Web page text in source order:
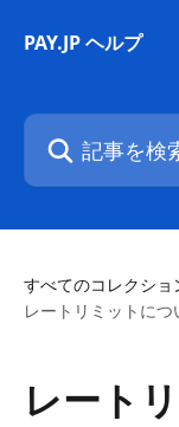
PAY.JP ヘルプ
記事を検索...
すべてのコレクショ
レートリミットにつ
レート